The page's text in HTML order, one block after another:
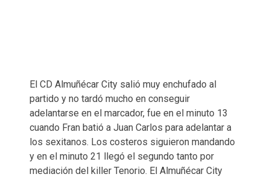
El CD Almuñécar City salió muy enchufado al
partido y no tardó mucho en conseguir
adelantarse en el marcador, fue en el minuto 13
cuando Fran batió a Juan Carlos para adelantar a
los sexitanos. Los costeros siguieron mandando
y en el minuto 21 llegó el segundo tanto por
mediación del killer Tenorio. El Almuñécar City